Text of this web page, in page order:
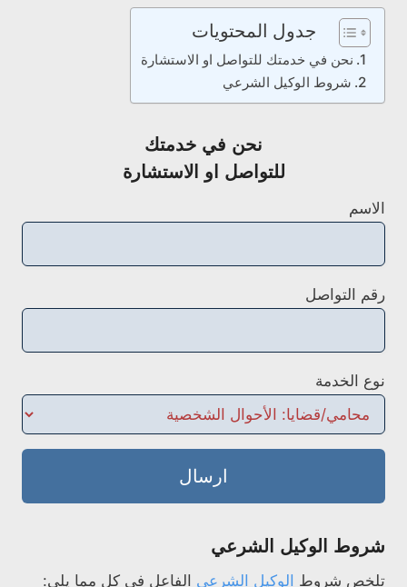
جدول المحتويات
نحن في خدمتك للتواصل او الاستشارة
شروط الوكيل الشرعي
نحن في خدمتك
للتواصل او الاستشارة
الاسم
رقم التواصل
نوع الخدمة
ارسال
شروط الوكيل الشرعي
تلخص شروط الوكيل الشرعي الفاعل في كل مما يلي: